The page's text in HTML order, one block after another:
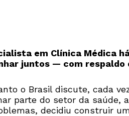
em Clínica Médica
juntos — com
o Brasil discute, cada
parte do setor da saúde,
decidiu construir